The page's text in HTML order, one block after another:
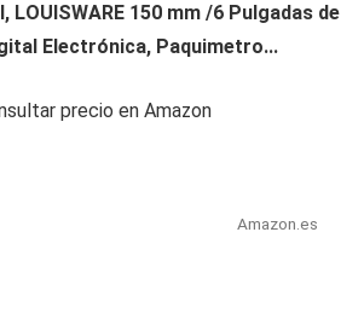
LOUISWARE 150 mm /6 Pulgadas de
Electrónica, Paquimetro...
precio en Amazon
Amazon.es